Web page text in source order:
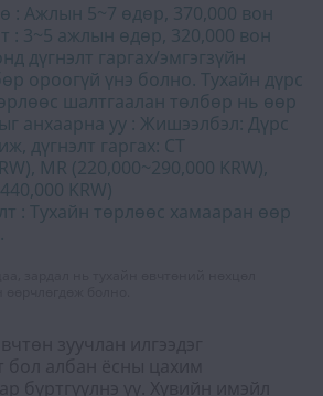
: Ажлын 5~7 өдөр, 370,000 вон
: 3~5 ажлын өдөр, 320,000 вон
дүгнэлт гаргах/эмгэгзүйн
ороогүй үнэ болно. Тухайн дүрс
шалтгаалан төлбөр нь өөр
анхаарна уу : Жишээлбэл: Дүрс
дүгнэлт гаргах: CT
MR (220,000~290,000 KRW),
KRW)
: Тухайн төрлөөс хамааран өөр
зардал нь тухайн өвчтөний нөхцөл
болно.
зуучлан илгээдэг
бол албан ёсны цахим
бүртгүүлнэ үү. Хувийн имэйл